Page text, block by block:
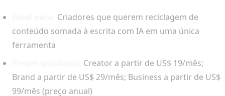
Criadores que querem reciclagem de
conteúdo somada à escrita com IA em uma única
ferramenta
Creator a partir de US$ 19/mês;
Brand a partir de US$ 29/mês; Business a partir de US$
99/mês (preço anual)